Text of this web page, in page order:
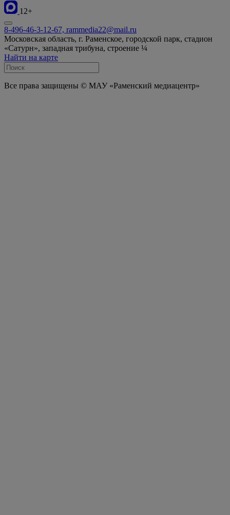
12+
8-496-46-3-12-67, rammedia22@mail.ru
Московская область, г. Раменское, городской парк, стадион
«Сатурн», западная трибуна, строение ¼
Найти на карте
Все права защищены © МАУ «Раменский медиацентр»